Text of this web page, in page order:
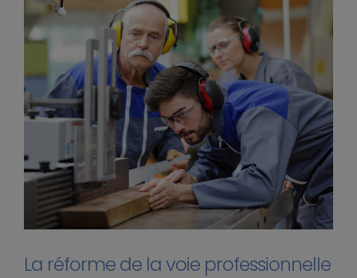
La réforme de la voie professionnelle